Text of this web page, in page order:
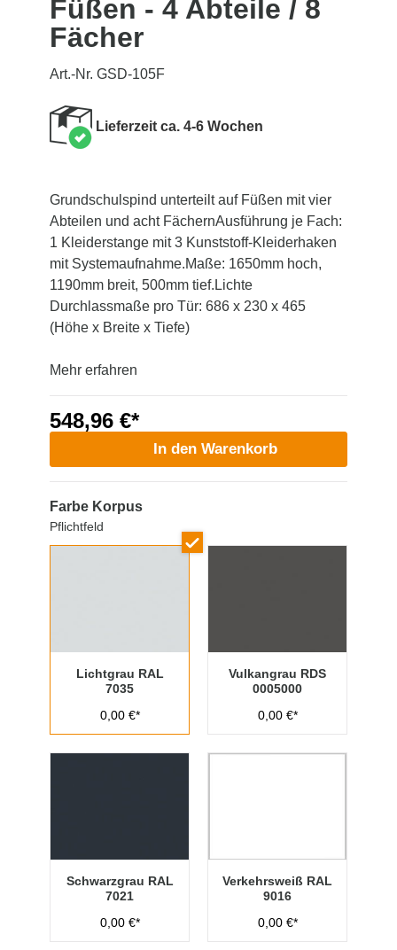
Füßen - 4 Abteile / 8
Fächer
Art.-Nr. GSD-105F
Lieferzeit ca. 4-6 Wochen
Grundschulspind unterteilt auf Füßen mit vier
Abteilen und acht FächernAusführung je Fach:
1 Kleiderstange mit 3 Kunststoff-Kleiderhaken
mit Systemaufnahme.Maße: 1650mm hoch,
1190mm breit, 500mm tief.Lichte
Durchlassmaße pro Tür: 686 x 230 x 465
(Höhe x Breite x Tiefe)
Mehr erfahren
548,96 €*
In den Warenkorb
Farbe Korpus
Pflichtfeld
Lichtgrau RAL
7035
0,00 €*
Vulkangrau RDS
0005000
0,00 €*
Schwarzgrau RAL
7021
0,00 €*
Verkehrsweiß RAL
9016
0,00 €*